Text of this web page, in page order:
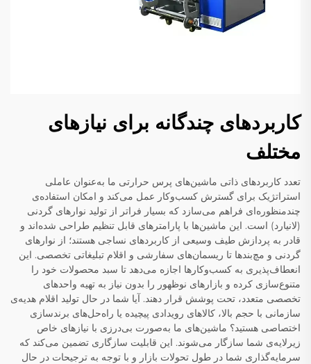
کاربردهای چندگانه برای نیازهای
مختلف
تعدد کاربردهای ذاتی ماشین‌های پرس حرارتی ما به‌عنوان عاملی
استراتژیک برای گسترش کسب‌وکار عمل می‌کند و امکان استفاده‌ی
چندمنظوره‌ای فراهم می‌سازد که بسیار فراتر از تولید نوارهای گردنی
(لانیارد) است. این ماشین‌ها با پارامترهای قابل تنظیم طراحی شده‌اند و
قادر به پردازش طیف وسیعی از کاربردهای نساجی هستند؛ از نوارهای
گردنی و مچ‌بند‌ها تا ریسمان‌های سفارشی و اقلام تبلیغاتی تخصصی. این
انعطاف‌پذیری به کسب‌وکارها اجازه می‌دهد تا سبد محصولات خود را
متنوع‌سازی کرده و بازارهای نوظهور را بدون نیاز به تهیه واحدهای
تخصصی متعدد، تحت پوشش قرار دهند. آیا شما در حال تولید اقلام هدیه‌ی
سازمانی با حجم بالا، کالاهای رویدادی پیچیده یا راه‌حل‌های برندسازی
اختصاصی هستید؟ ماشین‌های ما به‌صورت بی‌درزی با نیازهای خاص
زیرلایه‌ی شما سازگار می‌شوند. این قابلیت سازگاری تضمین می‌کند که
سرمایه‌گذاری شما در طول تحولات بازار و با توجه به ترجیحات در حال